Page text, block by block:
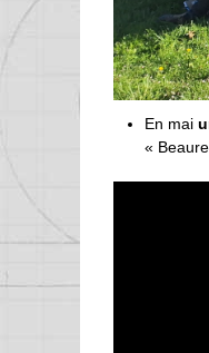
En mai
«